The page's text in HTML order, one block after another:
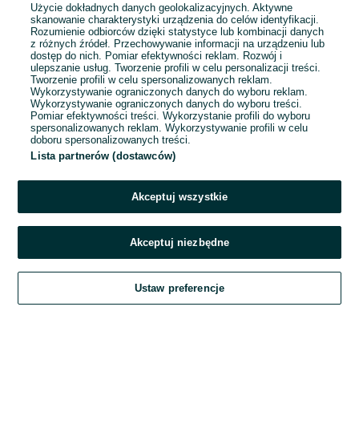
E-mail
Hasło
Zaloguj się
Kontynuując za pośrednictwem jednego z dostawców wskazanych powyżej,
OLX.pl w jego aktualnym brzmieniu.
Użycie dokładnych danych geolokalizacyjnych. Aktywne
skanowanie charakterystyki urządzenia do celów identyfikacji.
Rozumienie odbiorców dzięki statystyce lub kombinacji danych
z różnych źródeł. Przechowywanie informacji na urządzeniu lub
dostęp do nich. Pomiar efektywności reklam. Rozwój i
ulepszanie usług. Tworzenie profili w celu personalizacji treści.
Tworzenie profili w celu spersonalizowanych reklam.
Wykorzystywanie ograniczonych danych do wyboru reklam.
Wykorzystywanie ograniczonych danych do wyboru treści.
Pomiar efektywności treści. Wykorzystanie profili do wyboru
spersonalizowanych reklam. Wykorzystywanie profili w celu
doboru spersonalizowanych treści.
Lista partnerów (dostawców)
Akceptuj wszystkie
Akceptuj niezbędne
Ustaw preferencje